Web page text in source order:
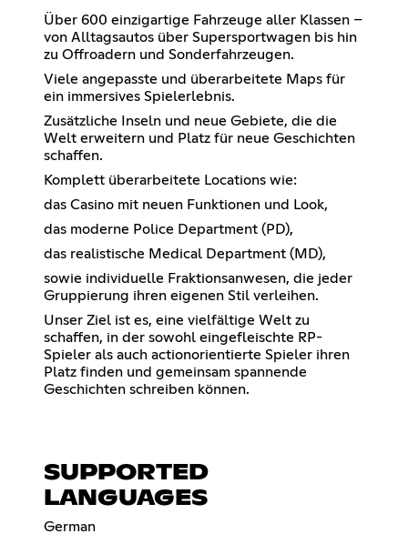
Über 600 einzigartige Fahrzeuge aller Klassen –
von Alltagsautos über Supersportwagen bis hin
zu Offroadern und Sonderfahrzeugen.
Viele angepasste und überarbeitete Maps für
ein immersives Spielerlebnis.
Zusätzliche Inseln und neue Gebiete, die die
Welt erweitern und Platz für neue Geschichten
schaffen.
Komplett überarbeitete Locations wie:
das Casino mit neuen Funktionen und Look,
das moderne Police Department (PD),
das realistische Medical Department (MD),
sowie individuelle Fraktionsanwesen, die jeder
Gruppierung ihren eigenen Stil verleihen.
Unser Ziel ist es, eine vielfältige Welt zu
schaffen, in der sowohl eingefleischte RP-
Spieler als auch actionorientierte Spieler ihren
Platz finden und gemeinsam spannende
Geschichten schreiben können.
SUPPORTED
LANGUAGES
German